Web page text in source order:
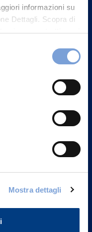
informazioni su
Dettagli. Scopra di
e come trattiamo i
"Informativa
Mostra dettagli